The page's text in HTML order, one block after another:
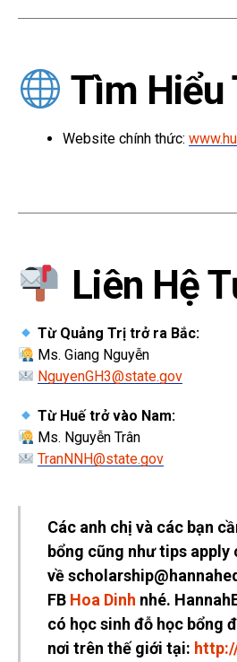
Tìm Hiểu
Website chính thức:
Liên Hệ
Từ Quảng Trị trở ra Bắc:
Ms. Giang Nguyễn
NguyenGH3@state.gov
Từ Huế trở vào Nam:
Ms. Nguyễn Trân
TranNNH@state.gov
Các anh chị và các bạn
bổng cũng như tips
về
FB Hoa Dinh nhé.
có học sinh đỗ học bổng
nơi trên thế giới tại: